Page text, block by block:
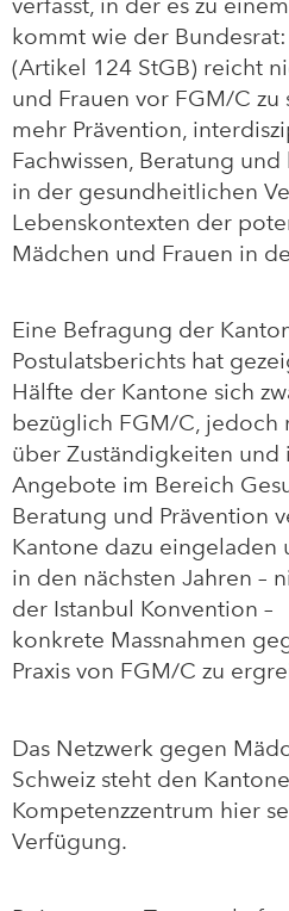
kommt wie der
(Artikel 124 StGB) reicht
und Frauen vor FGM/C zu
mehr Prävention,
Fachwissen, Beratung
in der gesundheitlichen
Lebenskontexten der
Mädchen und Frauen in
Eine Befragung der
Postulatsberichts hat
Hälfte der Kantone sich
bezüglich FGM/C, jedoch
über Zuständigkeiten und
Angebote im Bereich
Beratung und Prävention
Kantone dazu eingeladen
in den nächsten Jahren –
der Istanbul Konvention
konkrete Massnahmen
Praxis von FGM/C zu
Das Netzwerk gegen
Schweiz steht den
Kompetenzzentrum hier
Verfügung.